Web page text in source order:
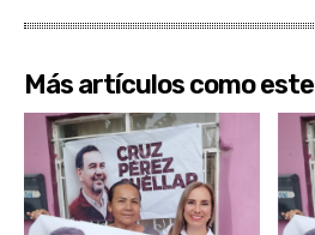
Más artículos como este